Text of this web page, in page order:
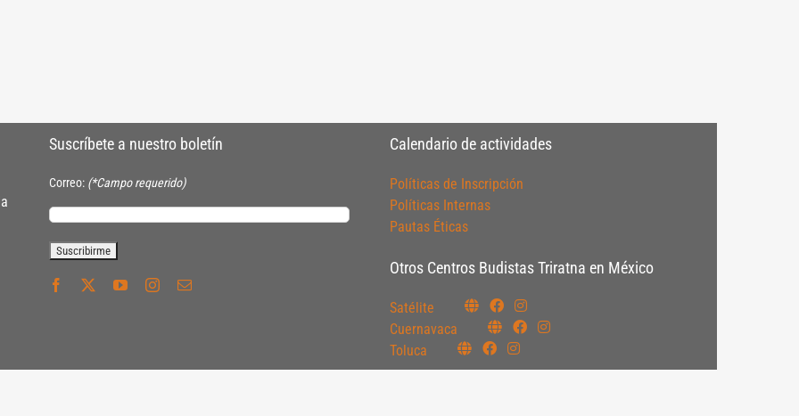
Suscríbete a nuestro boletín
Correo: (*Campo requerido)
Calendario de actividades
Políticas de Inscripción
Políticas Internas
Pautas Éticas
Otros Centros Budistas Triratna en México
Satélite
Cuernavaca
Toluca